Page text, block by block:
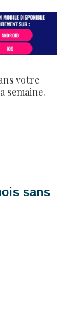
votre
semaine.
sans